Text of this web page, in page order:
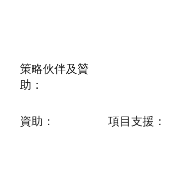
​策略伙伴及贊
助：
資助： 項目支援：